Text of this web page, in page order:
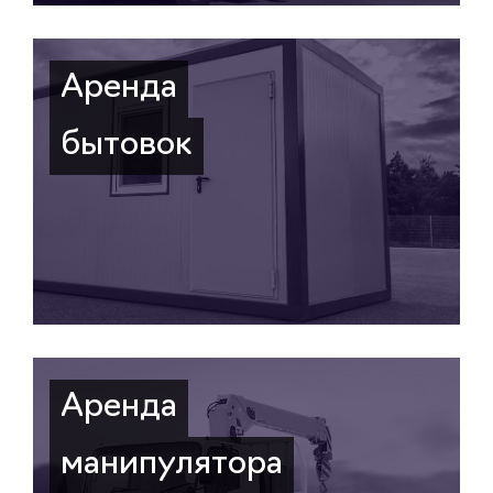
Аренда
бытовок
Аренда
манипулятора